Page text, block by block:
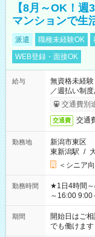
【8月～OK！
マンションで生
派遣 職種未経験OK
WEB登録・面接OK
給与
無資格未経
／週払い制
了次第のお
交通費別
交通費 交通
勤務地
新潟市東区
東新潟駅 /
＜シニア
勤務時間
★1日4時間～の時短シフト
～16:00 9:00～
の場合、他
せん ※法令
象となりま
り、短時間
期間
開始日はご
でも働けます